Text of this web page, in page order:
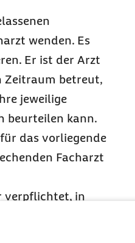
wenden. Es
Er ist der Arzt
Zeitraum betreut,
jeweilige
beurteilen kann.
das vorliegende
Facharzt
verpflichtet, in